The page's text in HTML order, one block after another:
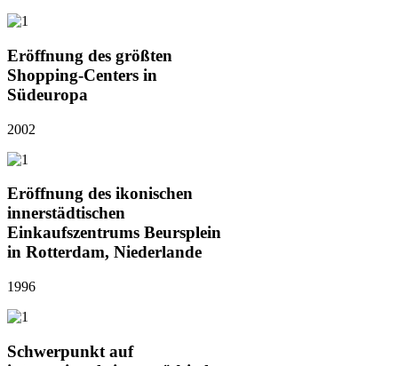
Eröffnung des größten
Shopping-Centers in
Südeuropa
2002
Eröffnung des ikonischen
innerstädtischen
Einkaufszentrums Beursplein
in Rotterdam, Niederlande
1996
Schwerpunkt auf